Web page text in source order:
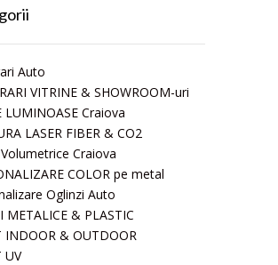
Auto
VITRINE & SHOWROOM-uri
LUMINOASE Craiova
LASER FIBER & CO2
Craiova
COLOR pe metal
Oglinzi Auto
METALICE & PLASTIC
INDOOR & OUTDOOR
UV